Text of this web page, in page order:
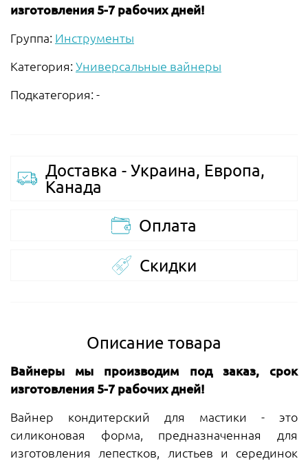
изготовления 5-7 рабочих дней!
Группа: Инструменты
Категория: Универсальные вайнеры
Подкатегория: -
Доставка - Украина, Европа,
Канада
Оплата
Скидки
Описание товара
Вайнеры мы производим под заказ, срок
изготовления 5-7 рабочих дней!
Вайнер кондитерский для мастики - это
силиконовая форма, предназначенная для
изготовления лепестков, листьев и серединок